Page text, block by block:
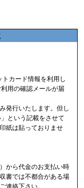
カード情報を利用し
用の確認メールが届
発行いたします。但し
という記載をさせて
紙は貼っておりませ
から代金のお支払い時
書では不都合がある場
連絡下さい。